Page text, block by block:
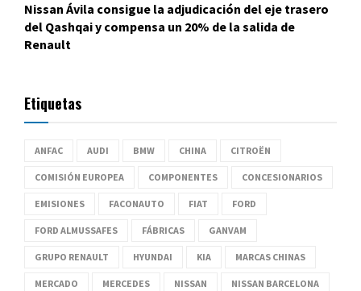
Nissan Ávila consigue la adjudicación del eje trasero
del Qashqai y compensa un 20% de la salida de
Renault
Etiquetas
ANFAC AUDI BMW CHINA CITROËN
COMISIÓN EUROPEA COMPONENTES CONCESIONARIOS
EMISIONES FACONAUTO FIAT FORD
FORD ALMUSSAFES FÁBRICAS GANVAM
GRUPO RENAULT HYUNDAI KIA MARCAS CHINAS
MERCADO MERCEDES NISSAN NISSAN BARCELONA